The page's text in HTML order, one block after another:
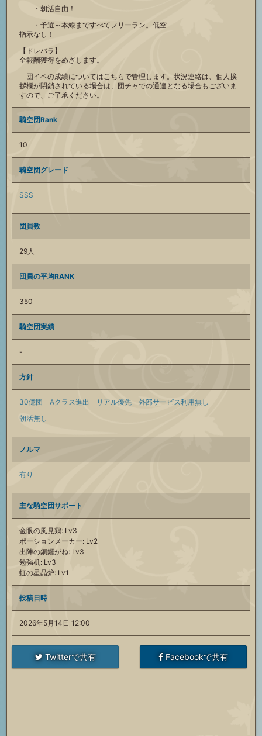
・朝活自由！
・予選～本線まですべてフリーラン。低空
指示なし！
【ドレバラ】
全報酬獲得をめざします。
団イベの成績についてはこちらで管理します。状況連絡は、個人挨
拶欄が閉鎖されている場合は、団チャでの通達となる場合もございま
すので、ご了承ください。
騎空団Rank
10
騎空団グレード
SSS
団員数
29人
団員の平均RANK
350
騎空団実績
-
方針
30億団 Aクラス進出 リアル優先
外部サービス利用無し
朝活無し
ノルマ
有り
主な騎空団サポート
金眼の風見鶏: Lv3
ポーションメーカー: Lv2
出陣の銅鑼がね: Lv3
勉強机: Lv3
虹の星晶炉: Lv1
投稿日時
2026年5月14日 12:00
Twitterで共有 Facebookで共有